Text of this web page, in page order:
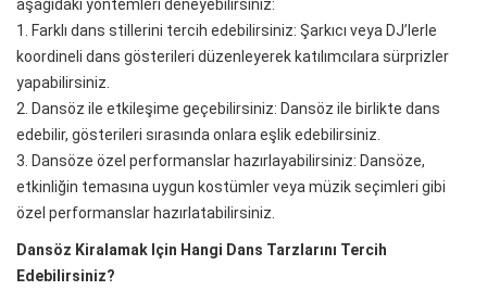
aşağıdaki yöntemleri deneyebilirsiniz:
1. Farklı dans stillerini tercih edebilirsiniz: Şarkıcı veya DJ’lerle
koordineli dans gösterileri düzenleyerek katılımcılara sürprizler
yapabilirsiniz.
2. Dansöz ile etkileşime geçebilirsiniz: Dansöz ile birlikte dans
edebilir, gösterileri sırasında onlara eşlik edebilirsiniz.
3. Dansöze özel performanslar hazırlayabilirsiniz: Dansöze,
etkinliğin temasına uygun kostümler veya müzik seçimleri gibi
özel performanslar hazırlatabilirsiniz.
Dansöz Kiralamak Için Hangi Dans Tarzlarını Tercih
Edebilirsiniz?